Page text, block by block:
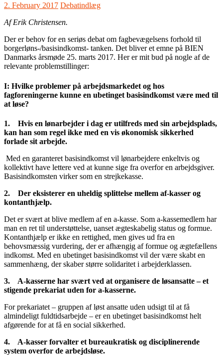
2. February 2017 Debatindlæg
Af Erik Christensen.
Der er behov for en seriøs debat om fagbevægelsens forhold til
borgerløns-/basisindkomst- tanken. Det bliver et emne på BIEN
Danmarks årsmøde 25. marts 2017. Her er mit bud på nogle af de
relevante problemstillinger:
I: Hvilke problemer på arbejdsmarkedet og hos
fagforeningerne kunne en ubetinget basisindkomst være med til
at løse?
1. Hvis en lønarbejder i dag er utilfreds med sin arbejdsplads,
kan han som regel ikke med en vis økonomisk sikkerhed
forlade sit arbejde.
Med en garanteret basisindkomst vil lønarbejdere enkeltvis og
kollektivt have lettere ved at kunne sige fra overfor en arbejdsgiver.
Basisindkomsten virker som en strejkekasse.
2. Der eksisterer en uheldig splittelse mellem af-kasser og
kontanthjælp.
Det er svært at blive medlem af en a-kasse. Som a-kassemedlem har
man en ret til understøttelse, uanset ægteskabelig status og formue.
Kontanthjælp er ikke en rettighed, men gives ud fra en
behovsmæssig vurdering, der er afhængig af formue og ægtefællens
indkomst. Med en ubetinget basisindkomst vil der være skabt en
sammenhæng, der skaber større solidaritet i arbejderklassen.
3. A-kasserne har svært ved at organisere de løsansatte – et
stigende prekariat uden for a-kasserne.
For prekariatet – gruppen af løst ansatte uden udsigt til at få
almindeligt fuldtidsarbejde – er en ubetinget basisindkomst helt
afgørende for at få en social sikkerhed.
4. A-kasser forvalter et bureaukratisk og disciplinerende
system overfor de arbejdsløse.